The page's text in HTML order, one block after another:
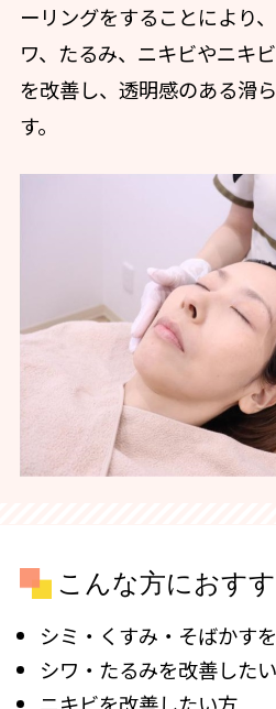
ーリングをすることにより
ワ、たるみ、ニキビやニキ
を改善し、透明感のある滑
す。
こんな方におす
シミ・くすみ・そばかす
シワ・たるみを改善した